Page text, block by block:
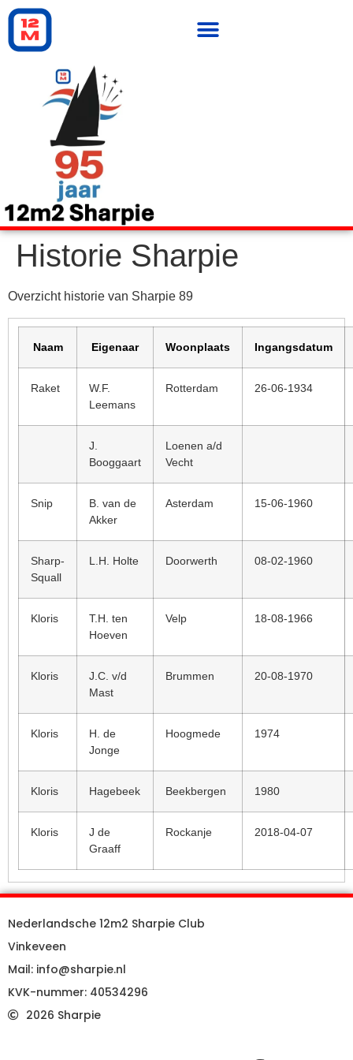
Historie Sharpie
Overzicht historie van Sharpie 89
Naam Eigenaar Woonplaats Ingangsdatum
Raket
W.F.
Leemans
Rotterdam 26-06-1934
J.
Booggaart
Loenen a/d
Vecht
Snip
B. van de
Akker
Asterdam 15-06-1960
Sharp-
Squall
L.H. Holte Doorwerth 08-02-1960
Kloris
T.H. ten
Hoeven
Velp 18-08-1966
Kloris
J.C. v/d
Mast
Brummen 20-08-1970
Kloris
H. de
Jonge
Hoogmede 1974
Kloris Hagebeek Beekbergen 1980
Kloris
J de
Graaff
Rockanje 2018-04-07
Nederlandsche 12m2 Sharpie Club
Vinkeveen
Mail: info@sharpie.nl
KVK-nummer: 40534296
2026 Sharpie